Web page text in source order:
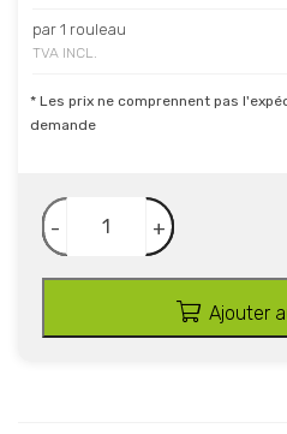
par 1 rouleau
TVA INCL.
* Les prix ne comprennent pas
demande
- +
Ajouter